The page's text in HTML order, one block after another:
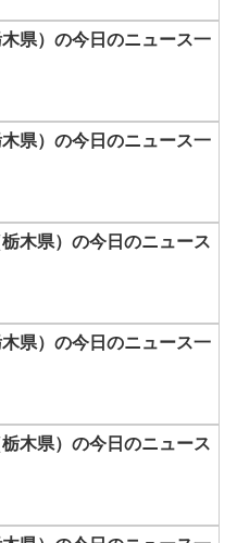
県）の今日のニュース一
県）の今日のニュース一
木県）の今日のニュース
県）の今日のニュース一
栃木県）の今日のニュース